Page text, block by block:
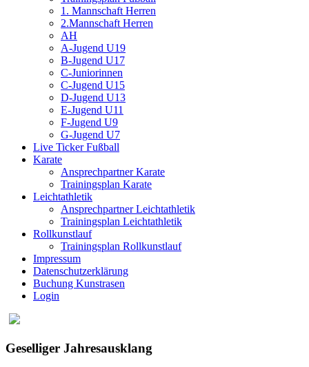
1. Mannschaft Herren
2.Mannschaft Herren
AH
A-Jugend U19
B-Jugend U17
C-Juniorinnen
C-Jugend U15
D-Jugend U13
E-Jugend U11
F-Jugend U9
G-Jugend U7
Live Ticker Fußball
Karate
Ansprechpartner Karate
Trainingsplan Karate
Leichtathletik
Ansprechpartner Leichtathletik
Trainingsplan Leichtathletik
Rollkunstlauf
Trainingsplan Rollkunstlauf
Impressum
Datenschutzerklärung
Buchung Kunstrasen
Login
Geselliger Jahresausklang